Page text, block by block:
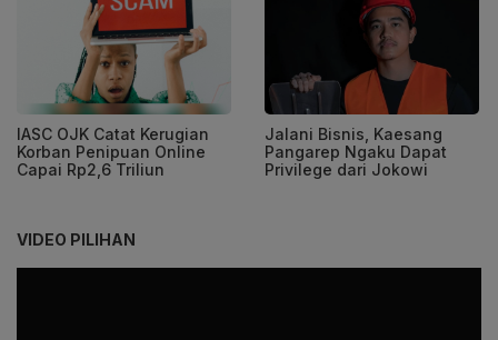
IASC OJK Catat Kerugian
Korban Penipuan Online
Capai Rp2,6 Triliun
Jalani Bisnis, Kaesang
Pangarep Ngaku Dapat
Privilege dari Jokowi
VIDEO PILIHAN